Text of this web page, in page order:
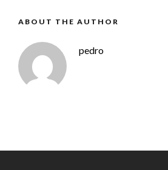
ABOUT THE AUTHOR
pedro